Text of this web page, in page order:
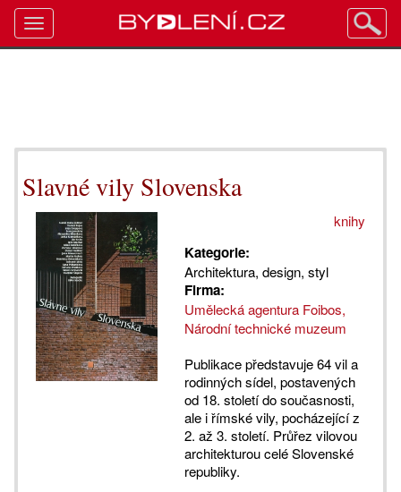
Slavné vily Slovenska
knihy
Kategorie:
Architektura, design, styl
Firma:
Umělecká agentura Foibos,
Národní technické muzeum
Publikace představuje 64 vil a
rodinných sídel, postavených
od 18. století do současnosti,
ale i římské vily, pocházející z
2. až 3. století. Průřez vilovou
architekturou celé Slovenské
republiky.
Toggle
navigation